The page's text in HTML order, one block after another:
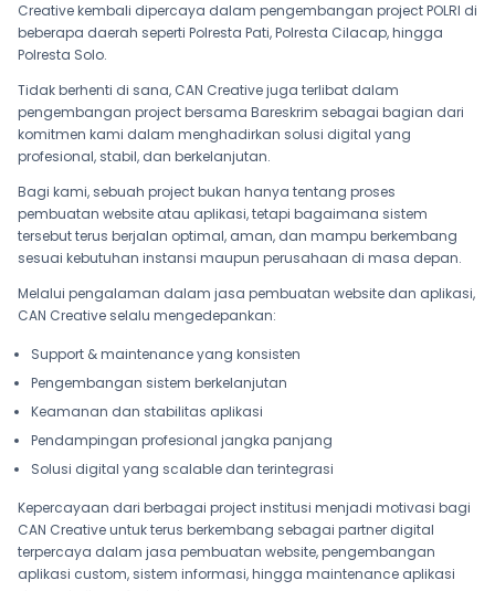
Creative kembali dipercaya dalam pengembangan project POLRI di
beberapa daerah seperti Polresta Pati, Polresta Cilacap, hingga
Polresta Solo.
Tidak berhenti di sana, CAN Creative juga terlibat dalam
pengembangan project bersama Bareskrim sebagai bagian dari
komitmen kami dalam menghadirkan solusi digital yang
profesional, stabil, dan berkelanjutan.
Bagi kami, sebuah project bukan hanya tentang proses
pembuatan website atau aplikasi, tetapi bagaimana sistem
tersebut terus berjalan optimal, aman, dan mampu berkembang
sesuai kebutuhan instansi maupun perusahaan di masa depan.
Melalui pengalaman dalam jasa pembuatan website dan aplikasi,
CAN Creative selalu mengedepankan:
Support & maintenance yang konsisten
Pengembangan sistem berkelanjutan
Keamanan dan stabilitas aplikasi
Pendampingan profesional jangka panjang
Solusi digital yang scalable dan terintegrasi
Kepercayaan dari berbagai project institusi menjadi motivasi bagi
CAN Creative untuk terus berkembang sebagai partner digital
terpercaya dalam jasa pembuatan website, pengembangan
aplikasi custom, sistem informasi, hingga maintenance aplikasi